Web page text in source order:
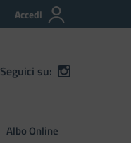
Accedi
Seguici su:
Albo Online